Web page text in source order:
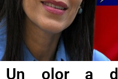
Un olor a